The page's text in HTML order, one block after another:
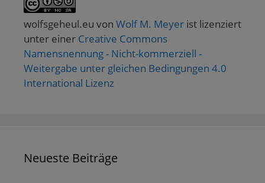
wolfsgeheul.eu von Wolf M. Meyer ist lizenziert
unter einer Creative Commons
Namensnennung - Nicht-kommerziell -
Weitergabe unter gleichen Bedingungen 4.0
International Lizenz
Neueste Beiträge